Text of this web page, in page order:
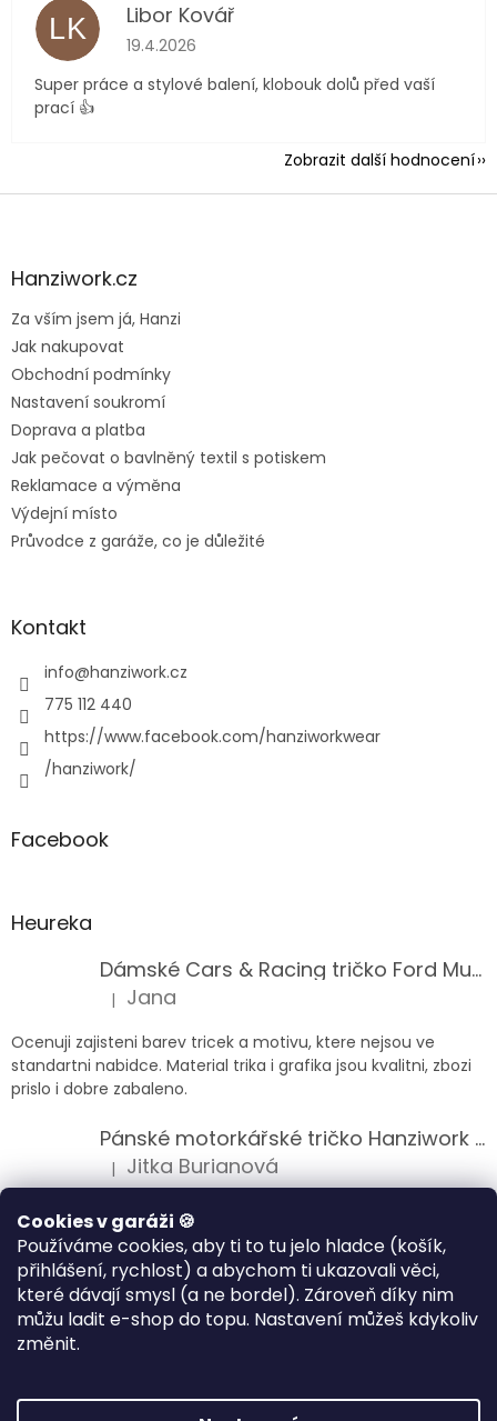
Cookies v garáži 🍪
Používáme cookies, aby ti to tu jelo hladce (košík,
přihlášení, rychlost) a abychom ti ukazovali věci,
které dávají smysl (a ne bordel). Zároveň díky nim
můžu ladit e-shop do topu. Nastavení můžeš kdykoliv
změnit.
LK Libor Kovář
Hodnocení obchodu je 5 z 5 hvězdiček.
19.4.2026
Super práce a stylové balení, klobouk dolů před vaší
prací 👍
Zobrazit další hodnocení
Z
aHanziwork.cz
Za vším jsem já, Hanzi
Jak nakupovat
Obchodní podmínky
Nastavení soukromí
Doprava a platba
Jak pečovat o bavlněný textil s potiskem
Reklamace a výměna
Výdejní místo
Průvodce z garáže, co je důležité
Kontakt
info@hanziwork.cz
775 112 440
https://www.facebook.com/hanziworkwear
/hanziwork/
Facebook
Heureka
Dámské Cars & Racing tričko Ford Mustang 5. generace
Hodnocení produktu je 5 z 5 hvězdiček.
| Jana
Ocenuji zajisteni barev tricek a motivu, ktere nejsou ve
standartni nabidce. Material trika i grafika jsou kvalitni, zbozi
prislo i dobre zabaleno.
Pánské motorkářské tričko Hanziwork Custom Bobber
Hodnocení produktu je 5 z 5 hvězdiček.
| Jitka Burianová
Splnil očekávání na jedničku
Hodnocení produktu je 5 z 5 hvězdiček.
| Klára Musilová
Jsem velice spokojena, velmi kvalitni zbozi.
Vytvořil Shoptet